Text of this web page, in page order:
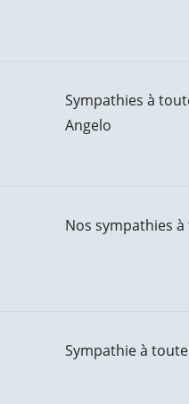
Sympathies à
Angelo
Nos sympathies
Sympathie à